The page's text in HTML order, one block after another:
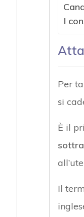
I
Per
si
È il
Il